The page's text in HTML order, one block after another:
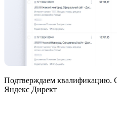
Подтверждаем квалификацию.
Яндекс Директ